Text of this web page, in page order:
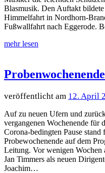
Blasmusik. Den Auftakt
Himmelfahrt in Nordhorn-
Fußwallfahrt nach Eggerode.
12. April
Auf zu neuen Ufern und
vergangenen Wochenende für
Corona-bedingten Pause
Probewochenende auf dem
Leitung. Vor wenigen Wochen
Jan Timmers als neuen
Joachim…